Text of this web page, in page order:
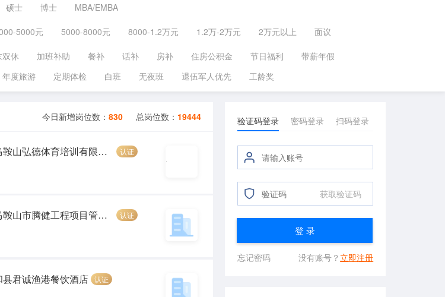
硕士 博士
MBA/EMBA
5000元 5000-8000元 8000-1.2万元 1.2万-2万元 2万元以上
面议
双休 加班补助 餐补 话补 房补 住房公积金 节日福利
带薪年假
年度旅游 定期体检 白班 无夜班 退伍军人优先 工龄奖
今日新增岗位数：830 总岗位数： 19444
马鞍山弘德体育培训有限公司 认证
马鞍山市腾健工程项目管理有限公司 认证
县君诚渔港餐饮酒店 认证
验证码登录 密码登录 扫码登录
获取验证码
登 录
忘记密码 没有账号？ 立即注册